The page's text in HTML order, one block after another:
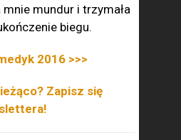
mundur i trzymała
biegu.
2016 >>>
Zapisz się